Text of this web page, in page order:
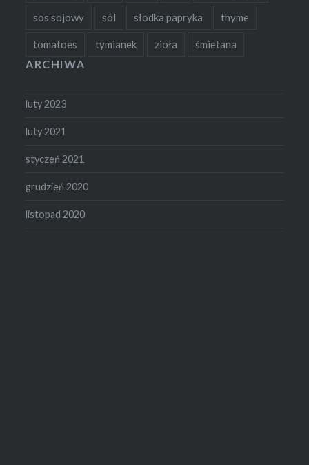
sos sojowy sól słodka papryka thyme
tomatoes tymianek zioła śmietana
ARCHIWA
luty 2023
luty 2021
styczeń 2021
grudzień 2020
listopad 2020